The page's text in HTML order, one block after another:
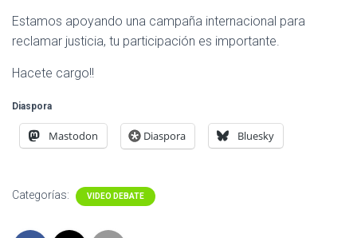
Estamos apoyando una campaña internacional para
reclamar justicia, tu participación es importante.
Hacete cargo!!
Diaspora
Mastodon Diaspora Bluesky
Categorías: VIDEO DEBATE